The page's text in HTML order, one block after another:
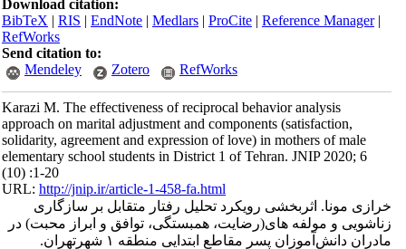
Download citation:
BibTeX|RIS|EndNote|Medlars|ProCite|Reference Manager
RefWorks
Send citation to:
Mendeley
Zotero RefWorks
Karazi M. The effectiveness of reciprocal behavior analysis
approach on marital adjustment and components (satisfaction,
solidarity, agreement and expression of love) in mothers of male
elementary school students in District 1 of Tehran. JNIP 2020; 6
(10) :1-20
URL:http://jnip.ir/article-1-458-fa.html
خرازی مونا. اثربخشی رویکرد تحلیل رفتار متقابل بر سازگاری
زناشویی و مولفه های(رضایت، همبستگی، توافق و ابراز محبت) در
مادران دانش‌آموزان پسر مقاطع ابتدایی منطقه ۱ شهرتهران.